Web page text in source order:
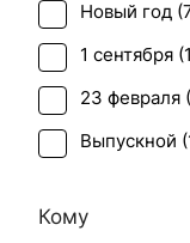
Скиммия (1)
Солидаго ( 1)
Статица (1)
Танацетум (
Новый год (
1 сентября (1
23 февраля (
Выпускной (
День
Кому